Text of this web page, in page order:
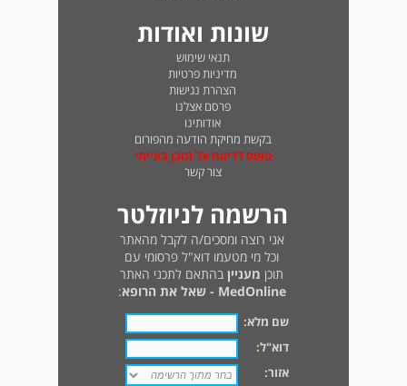
שונות ואודות
תנאי שימוש
מדיניות פרטיות
הצהרת נגישות
פרסם אצלנו
אודותינו
בקשת מחיקת הודעה מהפורום
טופס לדיווח על תוכן בעייתי
צור קשר
הרשמה לניוזלטר
אני רוצה ומסכים/ה לקבל מהאתר
וכל מי מטעמו דוא"ל פרסומי עם
תוכן מעניין בהתאם לתכני האתר
MedOnline - שאל את הרופא
:
שם מלא:
דוא"ל:
אזור: